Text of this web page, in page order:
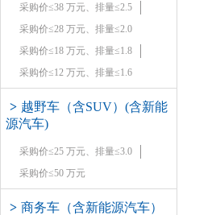
采购价≤38 万元、排量≤2.5
采购价≤28 万元、排量≤2.0
采购价≤18 万元、排量≤1.8
采购价≤12 万元、排量≤1.6
> 越野车（含SUV）(含新能
源汽车)
采购价≤25 万元、排量≤3.0
采购价≤50 万元
> 商务车（含新能源汽车）